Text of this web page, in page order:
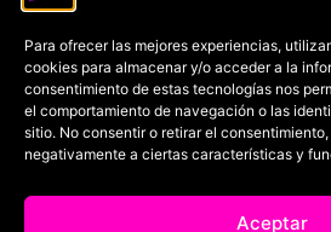
Para ofrecer las mejores experiencias,
cookies para almacenar y/o acceder a la
consentimiento de estas tecnologías nos
el comportamiento de navegación o las
sitio. No consentir o retirar el
negativamente a ciertas características y
Aceptar